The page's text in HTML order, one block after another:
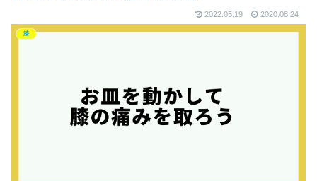
2022.05.19 2020.08.24
膝